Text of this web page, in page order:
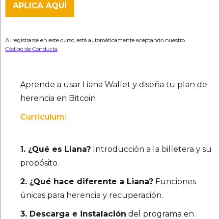
APLICA AQUÍ
Al registrarse en este curso, está automáticamente aceptando nuestro
Código de Conducta
Aprende a usar Liana Wallet y diseña tu plan de
herencia en Bitcoin
Curriculum:
1. ¿Qué es Liana? Introducción a la billetera y su
propósito.
2. ¿Qué hace diferente a Liana? Funciones
únicas para herencia y recuperación.
3. Descarga e instalación del programa en